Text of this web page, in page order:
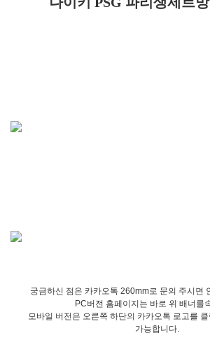
궁금하신 점은 카카오톡 260mm로 문의 주시면
PC버전 홈페이지는 바로 위 배너를
모바일 버전은 오른쪽 하단의 카카오톡 로고를
가능합니다.